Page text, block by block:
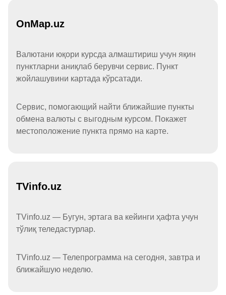
OnMap.uz
Валютани юқори курсда алмаштириш учун яқин
пунктларни аниқлаб берувчи сервис. Пункт
жойлашувини картада кўрсатади.
Сервис, помогающий найти ближайшие пункты
обмена валюты с выгодным курсом. Покажет
местоположение пункта прямо на карте.
TVinfo.uz
TVinfo.uz — Бугун, эртага ва кейинги ҳафта учун
тўлиқ теледастурлар.
TVinfo.uz — Телепрограмма на сегодня, завтра и
ближайшую неделю.